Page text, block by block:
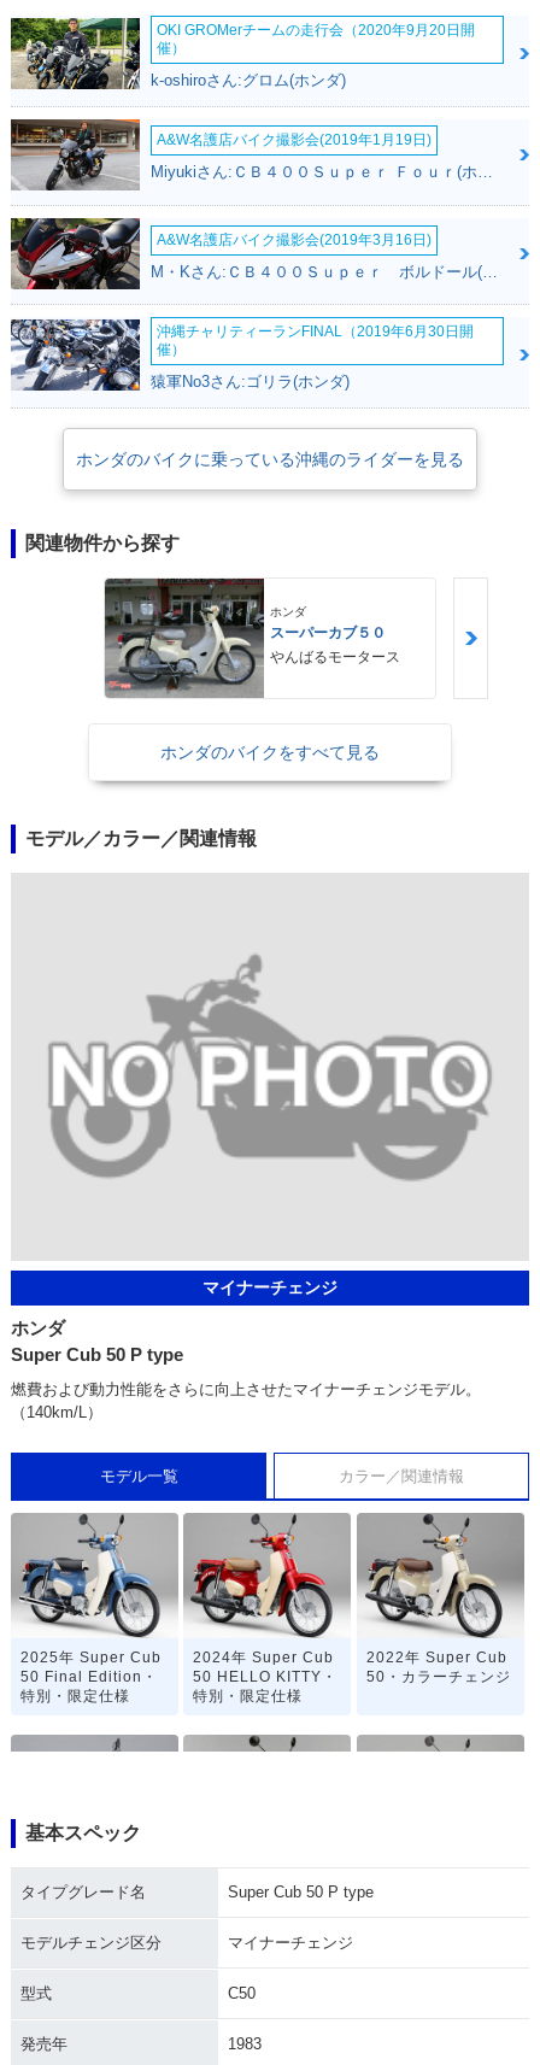
に回帰した。2018年11月には、スーパーカブ60周年を記念したアニバー
サリーモデルが受注期間限定で販売された（スーパーカブ110/50とも
に）。環境規制が強化されていく中で、スーパーカブ50の生産は終了する
ことになり、2024年12月に「ファイナルエディション」が発売された。
※原付1種としての後継モデルは、新基準原付のスーパーカブ110 Lite（ラ
イト）となった。
OKI GROMerチームの走行会（2020年9月20日開
催）
k-oshiroさん:グロム(ホンダ)
A&W名護店バイク撮影会(2019年1月19日)
Miyukiさん:ＣＢ４００Ｓｕｐｅｒ Ｆｏｕｒ(ホンダ)
A&W名護店バイク撮影会(2019年3月16日)
沖縄チャリティーランFINAL（2019年6月30日開
催）
猿軍No3さん:ゴリラ(ホンダ)
ホンダのバイクに乗っている沖縄のライダーを見る
関連物件から探す
ホンダ
スーパーカブ５０
やんばるモータース
ホンダのバイクをすべて見る
モデル／カラー／関連情報
マイナーチェンジ
ホンダ
Super Cub 50 P type
燃費および動力性能をさらに向上させたマイナーチェンジモデル。
（140km/L）
モデル一覧 カラー／関連情報
2025年 Super Cub
50 Final Edition・
特別・限定仕様
2024年 Super Cub
50 HELLO KITTY・
特別・限定仕様
2022年 Super Cub
50・カラーチェンジ
50 「天気の子」ve
50 Street・特別・限
50 60周年アニバー
基本スペック
タイプグレード名 Super Cub 50 P type
モデルチェンジ区分 マイナーチェンジ
型式 C50
発売年 1983